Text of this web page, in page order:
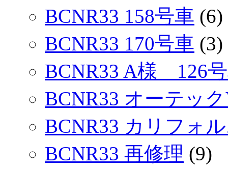
BCNR33 158号車 (6)
BCNR33 170号車 (3)
BCNR33 A様 126
BCNR33 オーテッ
BCNR33 カリフォ
BCNR33 再修理 (9)